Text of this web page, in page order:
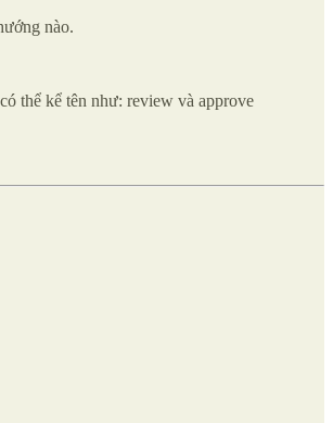
nào.
thể kể tên như: review và approve